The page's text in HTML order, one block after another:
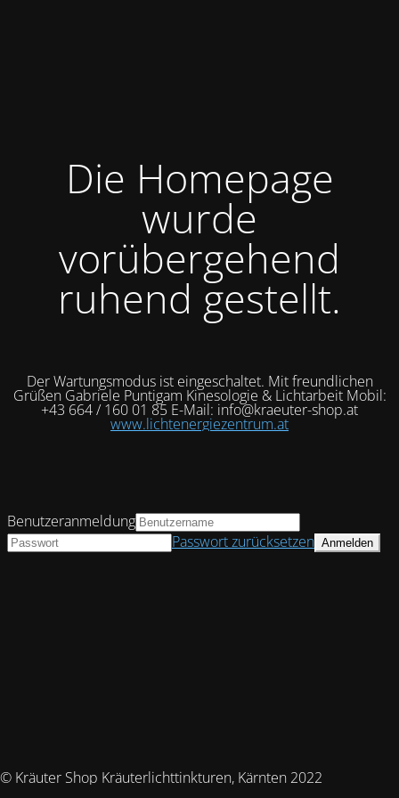
Die Homepage
wurde
vorübergehend
ruhend gestellt.
Der Wartungsmodus ist eingeschaltet. Mit freundlichen
Grüßen Gabriele Puntigam Kinesologie & Lichtarbeit Mobil:
+43 664 / 160 01 85 E-Mail: info@kraeuter-shop.at
www.lichtenergiezentrum.at
© Kräuter Shop Kräuterlichttinkturen, Kärnten 2022
Benutzeranmeldung
Passwort zurücksetzen